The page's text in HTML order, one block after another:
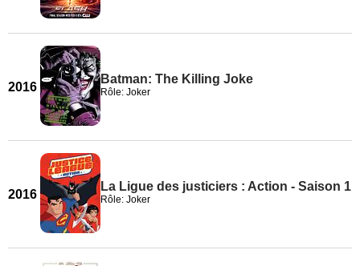
2016
Batman: The Killing Joke
Rôle: Joker
2016
La Ligue des justiciers : Action - Saison 1
Rôle: Joker